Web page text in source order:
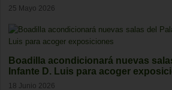
25 Mayo 2026
Boadilla acondicionará nuevas
Infante D. Luis para acoger
18 Junio 2026